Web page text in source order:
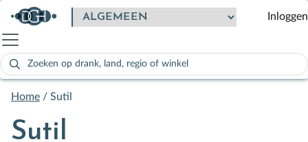
Zoeken
naar:
Als de resultaten voor automatisch aanvullen beschikbaar zijn,
Inloggen
Home / Sutil
Sutil